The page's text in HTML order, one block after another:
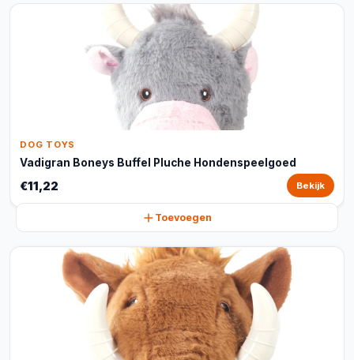
DOG TOYS
Vadigran Boneys Buffel Pluche Hondenspeelgoed
€11,22 Bekijk
Toevoegen